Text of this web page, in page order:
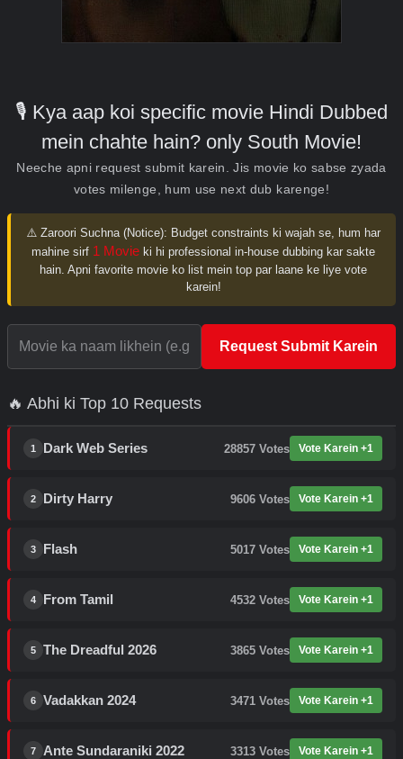
🎙️ Kya aap koi specific movie Hindi Dubbed
mein chahte hain? only South Movie!
Neeche apni request submit karein. Jis movie ko sabse zyada
votes milenge, hum use next dub karenge!
⚠️ Zaroori Suchna (Notice): Budget constraints ki wajah se, hum har
mahine sirf 1 Movie ki hi professional in-house dubbing kar sakte
hain. Apni favorite movie ko list mein top par laane ke liye vote
karein!
Request Submit Karein
🔥 Abhi ki Top 10 Requests
1 Dark Web Series 28857 Votes Vote Karein +1
2 Dirty Harry 9606 Votes Vote Karein +1
3 Flash 5017 Votes Vote Karein +1
4 From Tamil 4532 Votes Vote Karein +1
5 The Dreadful 2026 3865 Votes Vote Karein +1
6 Vadakkan 2024 3471 Votes Vote Karein +1
7 Ante Sundaraniki 2022 3313 Votes Vote Karein +1